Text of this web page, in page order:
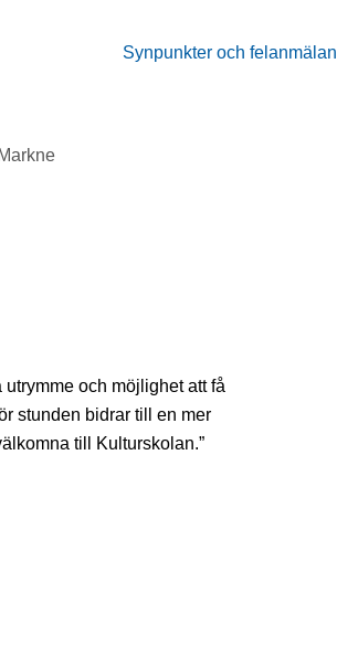
Synpunkter och felanmälan
och möjlighet att få
stunden bidrar till en mer
till Kulturskolan.”